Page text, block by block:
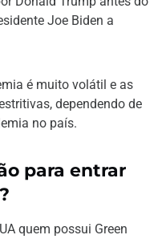
Joe Biden a
é muito volátil e as
dependendo de
no país.
para entrar
quem possui Green